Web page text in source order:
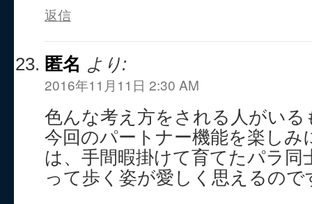
返信
匿名 より:
2016年11月11日 2:30 AM
色んな考え方をされる人がいる
今回のパートナー機能を楽しみ
は、手間暇掛けて育てたパラ同
って歩く姿が愛しく思えるので